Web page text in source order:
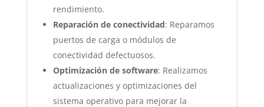
rendimiento.
Reparación de conectividad: Reparamos
puertos de carga o módulos de
conectividad defectuosos.
Optimización de software: Realizamos
actualizaciones y optimizaciones del
sistema operativo para mejorar la